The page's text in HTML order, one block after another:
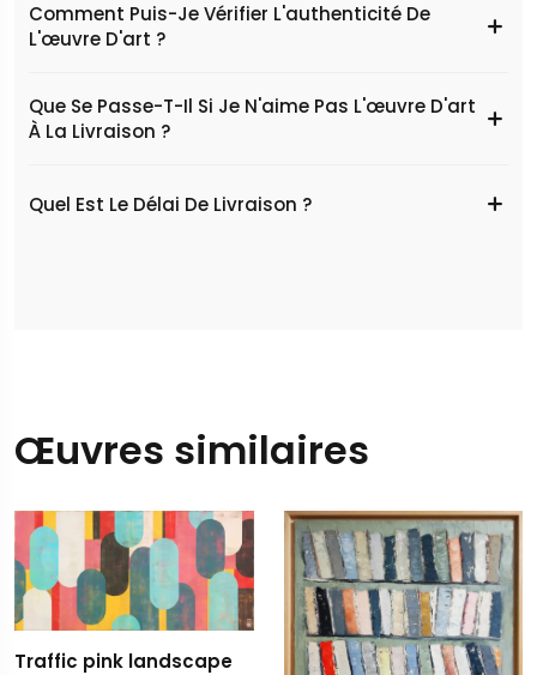
Comment Puis-Je Vérifier L'authenticité De
L'œuvre D'art ?
Que Se Passe-T-Il Si Je N'aime Pas L'œuvre D'art
À La Livraison ?
Quel Est Le Délai De Livraison ?
Œuvres similaires
Traffic pink landscape